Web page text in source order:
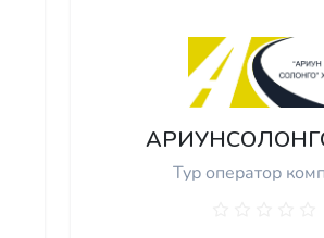
Тур оператор